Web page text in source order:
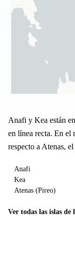
Anafi y Kea están
en línea recta. En el
respecto a Atenas,
Anafi
Kea
Atenas (Pireo)
Ver todas las islas de